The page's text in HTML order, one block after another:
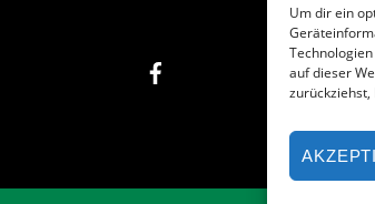
Um dir ein
auf dieser